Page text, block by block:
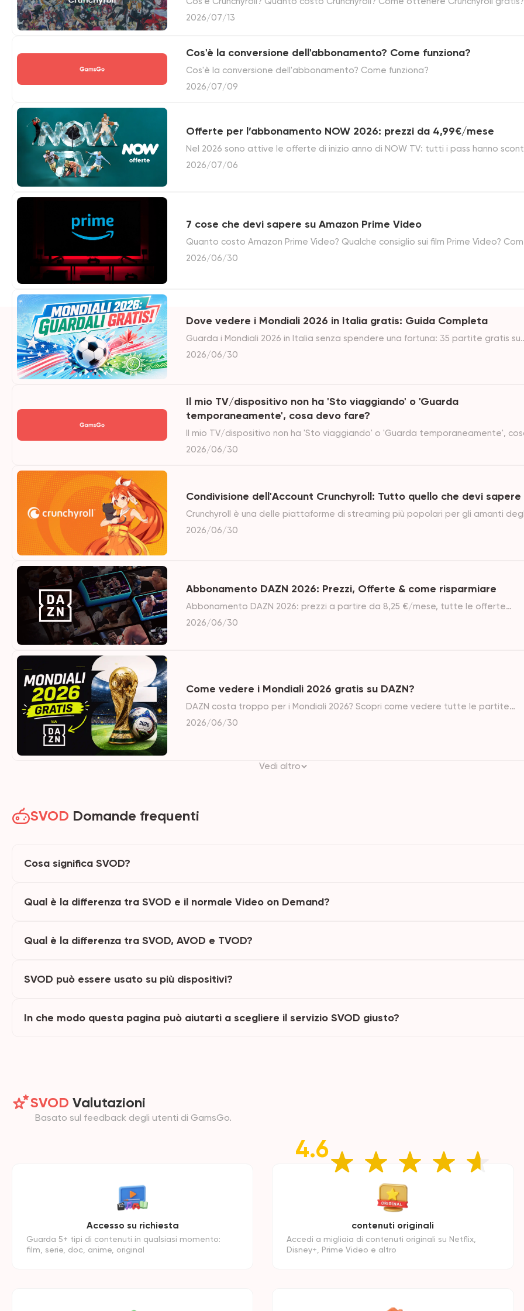
Leggi questo articolo e lo saprai.
2026/07/13
Cos'è la conversione dell'abbonamento? Come funziona?
Cos'è la conversione dell'abbonamento? Come funziona?
2026/07/09
Offerte per l’abbonamento NOW 2026: prezzi da 4,99€/mese
Nel 2026 sono attive le offerte di inizio anno di NOW TV: tutti i pass hanno
dal 40% al 50%. In più, puoi ottenere NOW Offerta completa PASS a un prezzo
ancora più basso tramite GamsGo.
2026/07/06
7 cose che devi sapere su Amazon Prime Video
Quanto costo Amazon Prime Video? Qualche consiglio sui film Prime Video?
ottenere video Prime gratis? Ecco le risposte che vuoi.
2026/06/30
Dove vedere i Mondiali 2026 in Italia gratis: Guida Completa
Guarda i Mondiali 2026 in Italia senza spendere una fortuna: 35 partite gratis su
RAI, tutte le 104 su DAZN. Calendario, prezzi e trucchi per risparmiare.
2026/06/30
Il mio TV/dispositivo non ha 'Sto viaggiando' o 'Guarda
temporaneamente', cosa devo fare?
Il mio TV/dispositivo non ha 'Sto viaggiando' o 'Guarda temporaneamente',
devo fare?
2026/06/30
Condivisione dell'Account Crunchyroll: Tutto quello che devi sapere
Crunchyroll è una delle piattaforme di streaming più popolari per gli amanti
anime, offrendo un vasto catalogo di serie e film provenienti dal Giappone e da
altre parti del mondo. Con piani di abbonamento che garantiscono accesso a
2026/06/30
Abbonamento DAZN 2026: Prezzi, Offerte & come risparmiare
Abbonamento DAZN 2026: prezzi a partire da 8,25 €/mese, tutte le offerte
disponibili e i migliori consigli per risparmiare. Scopri qual è il pacchetto più
conveniente per te.
2026/06/30
Come vedere i Mondiali 2026 gratis su DAZN?
DAZN costa troppo per i Mondiali 2026? Scopri come vedere tutte le partite
gratis o quasi: RaiPlay, DAZN Free e GamsGo da 4 €/mese. Finale del 19 luglio
inclusa.
2026/06/30
Vedi altro
SVOD Domande frequenti
Cosa significa SVOD?
Qual è la differenza tra SVOD e il normale Video on Demand?
Qual è la differenza tra SVOD, AVOD e TVOD?
SVOD può essere usato su più dispositivi?
In che modo questa pagina può aiutarti a scegliere il servizio SVOD giusto?
SVOD Valutazioni
Basato sul feedback degli utenti di GamsGo.
4.6
Accesso su richiesta
Guarda 5+ tipi di contenuti in qualsiasi momento:
film, serie, doc, anime, original
contenuti originali
Accedi a migliaia di contenuti originali su Netflix,
Disney+, Prime Video e altro